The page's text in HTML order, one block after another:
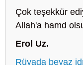
Çok teşekkür
Allah'a hamd
Erol Uz.
Rüyada beyaz